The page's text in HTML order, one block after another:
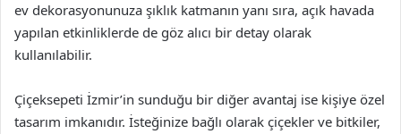
ev dekorasyonunuza şıklık katmanın yanı sıra, açık havada
yapılan etkinliklerde de göz alıcı bir detay olarak
kullanılabilir.
Çiçeksepeti İzmir’in sunduğu bir diğer avantaj ise kişiye özel
tasarım imkanıdır. İsteğinize bağlı olarak çiçekler ve bitkiler,